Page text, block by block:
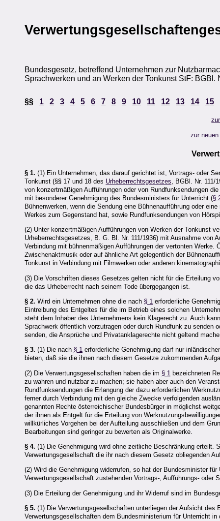
Bundesgesetz, betreffend Unternehmen zur
Sprachwerken und an Werken der Tonkunst StF: BGBl.
§§ 1 2 3 4 5 6 7 8 9 10 11 12 13 14 15
zur
§ 1. (1) Ein Unternehmen, das darauf gerichtet ist, Vortrags- oder
Tonkunst (§§ 17 und 18 des Urheberrechtsgesetzes, BGBl. Nr. 111/
von konzertmäßigen Aufführungen oder von Rundfunksendungen
mit besonderer Genehmigung des Bundesministers für Unterricht (§
Bühnenwerken, wenn die Sendung eine Bühnenaufführung oder
Werkes zum Gegenstand hat, sowie Rundfunksendungen von
(2) Unter konzertmäßigen Aufführungen von Werken der Tonkunst
Urheberrechtsgesetzes, B. G. Bl. Nr. 111/1936) mit Ausnahme von
Verbindung mit bühnenmäßigen Aufführungen der vertonten
Zwischenaktmusik oder auf ähnliche Art gelegentlich der
Tonkunst in Verbindung mit Filmwerken oder anderen
(3) Die Vorschriften dieses Gesetzes gelten nicht für die Erteilung
die das Urheberrecht nach seinem Tode übergegangen ist.
§ 2. Wird ein Unternehmen ohne die nach § 1 erforderliche
Eintreibung des Entgeltes für die im Betrieb eines solchen
steht dem Inhaber des Unternehmens kein Klagerecht zu. Auch
Sprachwerk öffentlich vorzutragen oder durch Rundfunk zu senden
senden, die Ansprüche und Privatanklagerechte nicht geltend
§ 3. (1) Die nach § 1 erforderliche Genehmigung darf nur
bieten, daß sie die ihnen nach diesem Gesetze zukommenden
(2) Die Verwertungsgesellschaften haben die im § 1 bezeichneten
zu wahren und nutzbar zu machen; sie haben aber auch den
Rundfunksendungen die Erlangung der dazu erforderlichen
ferner durch Verbindung mit den gleiche Zwecke verfolgenden
genannten Rechte österreichischer Bundesbürger in möglichst
der ihnen als Entgelt für die Erteilung von
willkürliches Vorgehen bei der Aufteilung ausschließen und dem
Bearbeitungen sind geringer zu bewerten als Originalwerke.
§ 4. (1) Die Genehmigung wird ohne zeitliche Beschränkung erteilt.
Verwertungsgesellschaft die ihr nach diesem Gesetz obliegenden
(2) Wird die Genehmigung widerrufen, so hat der Bundesminister für
Verwertungsgesellschaft zustehenden Vortrags-, Aufführungs- oder
(3) Die Erteilung der Genehmigung und ihr Widerruf sind im
§ 5. (1) Die Verwertungsgesellschaften unterliegen der Aufsicht
Verwertungsgesellschaften dem Bundesministerium für Unterricht